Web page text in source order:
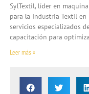
SylTextil, líder en
para la Industria Textil
servicios especializados
capacitación para
Leer más »